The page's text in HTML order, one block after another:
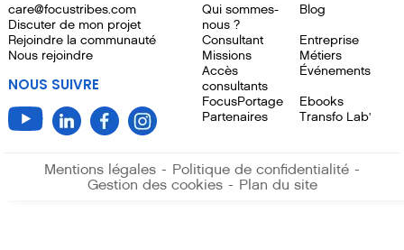
care@focustribes.com
Discuter de mon projet
Rejoindre la communauté
Nous rejoindre
Qui sommes-
nous ?
Blog
Consultant
Entreprise
Missions
Métiers
Accès
consultants
Événements
FocusPortage
Ebooks
Partenaires
Transfo Lab'
NOUS SUIVRE
Mentions légales - Politique de confidentialité -
Gestion des cookies - Plan du site